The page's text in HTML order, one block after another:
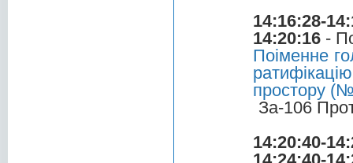
14:16:28-
14:20:16 -
Поіменне
простору
За-106
14:20:40-